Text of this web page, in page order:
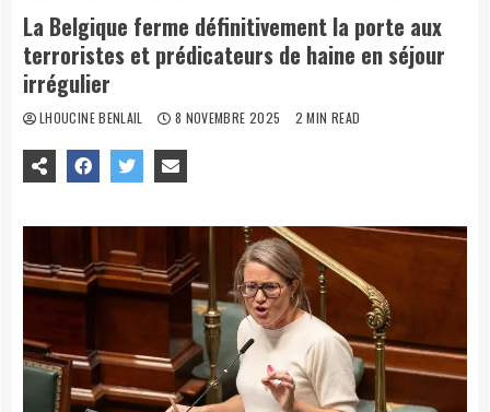
La Belgique ferme définitivement la porte aux
terroristes et prédicateurs de haine en séjour
irrégulier
LHOUCINE BENLAIL 8 NOVEMBRE 2025 2 MIN READ